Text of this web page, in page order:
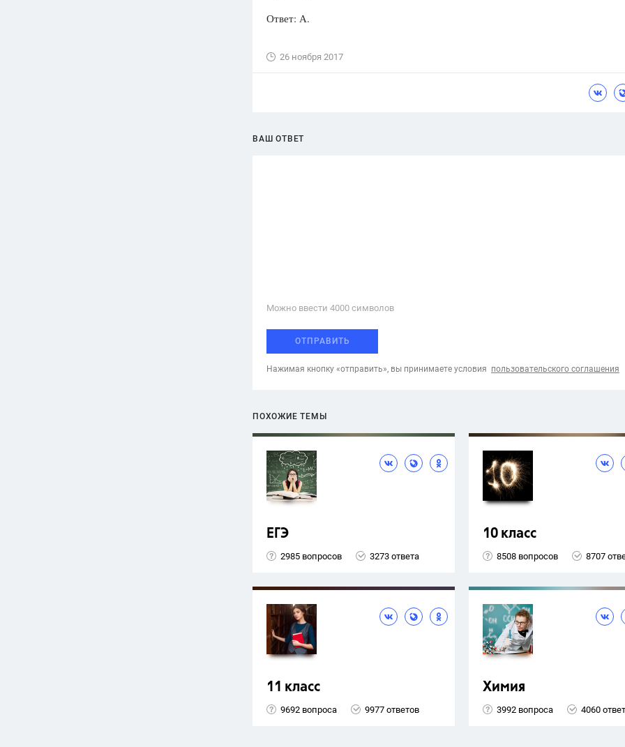
Ответ: А.
26 ноября 2017
ВАШ ОТВЕТ
Можно ввести 4000 cимволов
ОТПРАВИТЬ
Нажимая кнопку «отправить», вы принимаете условия пользовательского соглашения
ПОХОЖИЕ ТЕМЫ
ЕГЭ
2985 вопросов 3273 ответа
10 класс
8508 вопросов 8707
11 класс
9692 вопроса 9977 ответов
Химия
3992 вопроса 4060